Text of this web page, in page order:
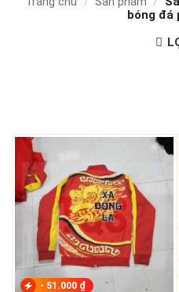
bóng đá
- 51.000 ₫